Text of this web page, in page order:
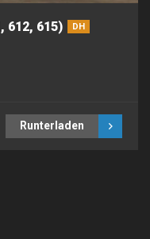
612, 615) DH
Runterladen